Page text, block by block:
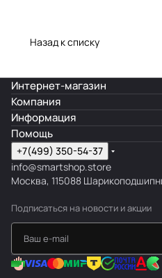
Назад к списку
Интернет-магазин
Компания
Информация
Помощь
+7(499) 350-54-37
info@smartshop.store
Москва, 115088
Подписаться на новости и акции